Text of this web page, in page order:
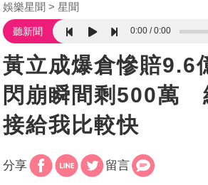
娛樂星聞 星聞
聽新聞 0:00 0:00
黃立成爆倉慘賠9.6
閃崩瞬間剩500萬
接給我比較快
分享 留言